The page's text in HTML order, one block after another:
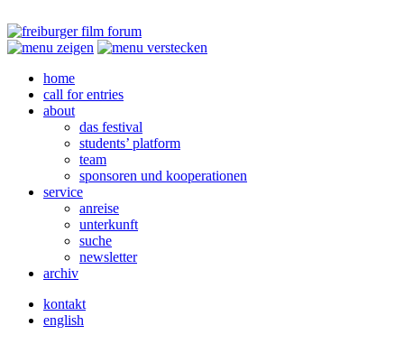
home
call for entries
about
das festival
students’ platform
team
sponsoren und kooperationen
service
anreise
unterkunft
suche
newsletter
archiv
kontakt
english